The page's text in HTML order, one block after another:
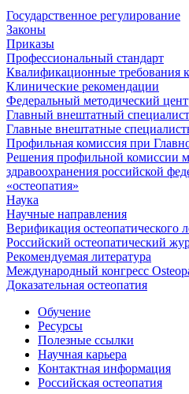
Государственное регулирование
Законы
Приказы
Профессиональный стандарт
Квалификационные требования к
Клинические рекомендации
Федеральный методический
Главный внештатный специалист
Главные внештатные
Профильная комиссия при
Решения профильной комиссии
здравоохранения российской
«остеопатия»
Наука
Научные направления
Верификация остеопатического
Российский остеопатический
Рекомендуемая литература
Международный конгресс
Доказательная остеопатия
Обучение
Ресурсы
Полезные ссылки
Научная карьера
Контактная информация
Российская остеопатия